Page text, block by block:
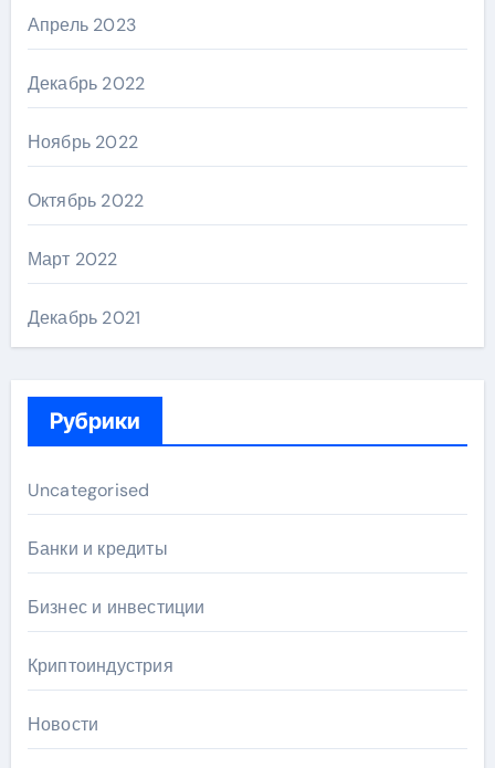
Апрель 2023
Декабрь 2022
Ноябрь 2022
Октябрь 2022
Март 2022
Декабрь 2021
Рубрики
Uncategorised
Банки и кредиты
Бизнес и инвестиции
Криптоиндустрия
Новости